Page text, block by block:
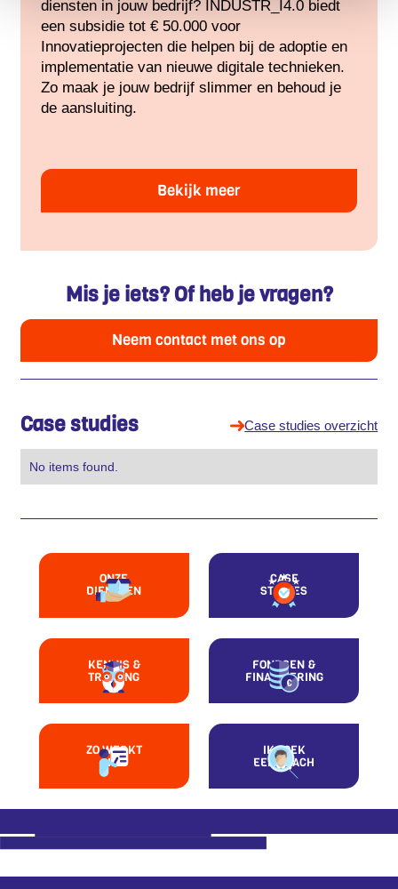
diensten in jouw bedrijf? INDUSTR_I4.0 biedt
een subsidie tot € 50.000 voor
Innovatieprojecten die helpen bij de adoptie en
implementatie van nieuwe digitale technieken.
Zo maak je jouw bedrijf slimmer en behoud je
de aansluiting.
Bekijk meer
Mis je iets? Of heb je vragen?
Neem contact met ons op
Case studies Case studies overzicht
No items found.
ONZE
DIENSTEN
CASE
STUDIES
KENNIS &
TRAINING
FONDSEN &
FINANCIERING
ZO WERKT
HET
IK ZOEK
EEN COACH